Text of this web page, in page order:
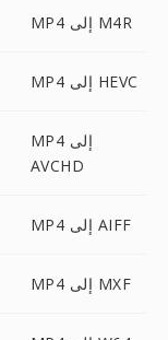
MP4 إلى M4R
MP4 إلى HEVC
MP4 إلى
AVCHD
MP4 إلى AIFF
MP4 إلى MXF